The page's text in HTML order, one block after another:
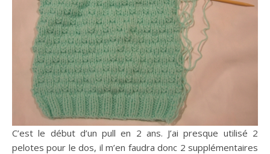
C’est le début d’un pull en 2 ans. J’ai presque utilisé 2
pelotes pour le dos, il m’en faudra donc 2 supplémentaires